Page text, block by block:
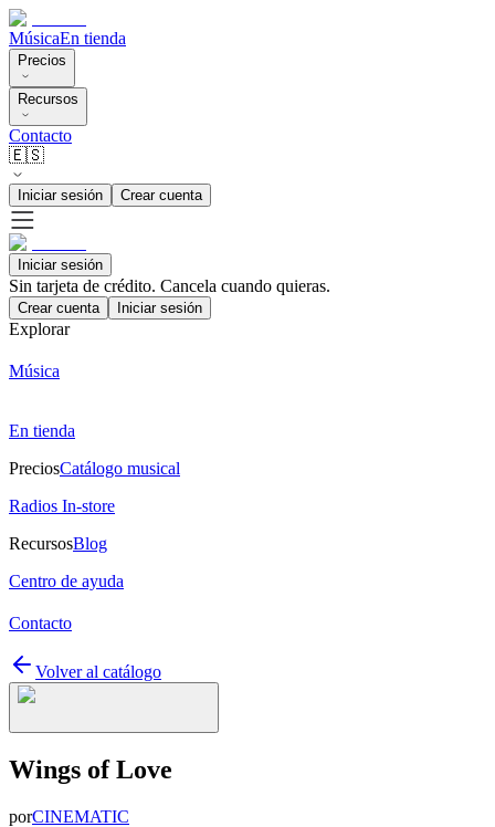
MúsicaEn tienda
Precios
Recursos
Contacto
🇪🇸
Iniciar sesión Crear cuenta
Iniciar sesión
Sin tarjeta de crédito. Cancela cuando quieras.
Crear cuenta Iniciar sesión
Explorar
Música
En tienda
PreciosCatálogo musical
Radios In-store
RecursosBlog
Centro de ayuda
Contacto
Volver al catálogo
Wings of Love
porCINEMATIC